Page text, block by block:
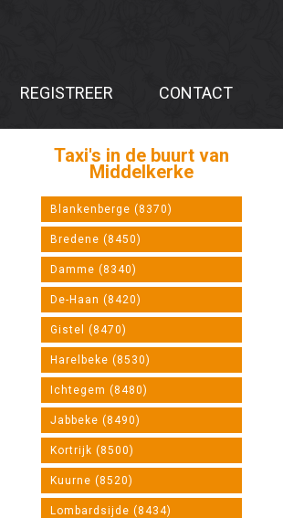
REGISTREER CONTACT
Taxi's in de buurt van
Middelkerke
Blankenberge (8370)
Bredene (8450)
Damme (8340)
De-Haan (8420)
Gistel (8470)
Harelbeke (8530)
Ichtegem (8480)
Jabbeke (8490)
Kortrijk (8500)
Kuurne (8520)
Lombardsijde (8434)